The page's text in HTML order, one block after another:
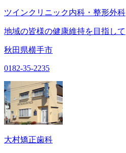
ツインクリニック内科・整形外科
地域の皆様の健康維持を目指して
秋田県横手市
0182-35-2235
大村矯正歯科